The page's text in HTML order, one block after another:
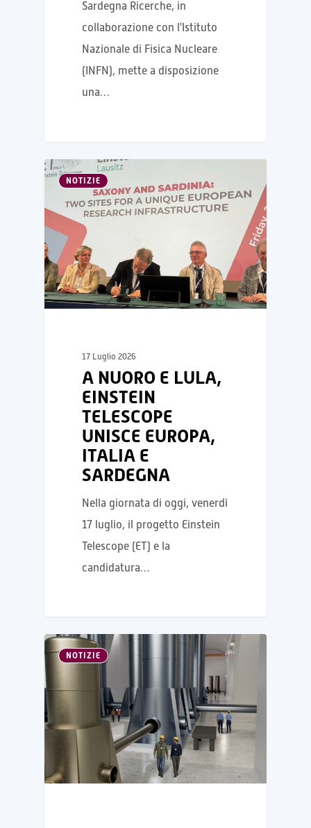
Sardegna Ricerche, in
collaborazione con l'Istituto
Nazionale di Fisica Nucleare
(INFN), mette a disposizione
una…
NOTIZIE
17 Luglio 2026
A NUORO E LULA,
EINSTEIN
TELESCOPE
UNISCE EUROPA,
ITALIA E
SARDEGNA
Nella giornata di oggi, venerdì
17 luglio, il progetto Einstein
Telescope (ET) e la
candidatura…
NOTIZIE